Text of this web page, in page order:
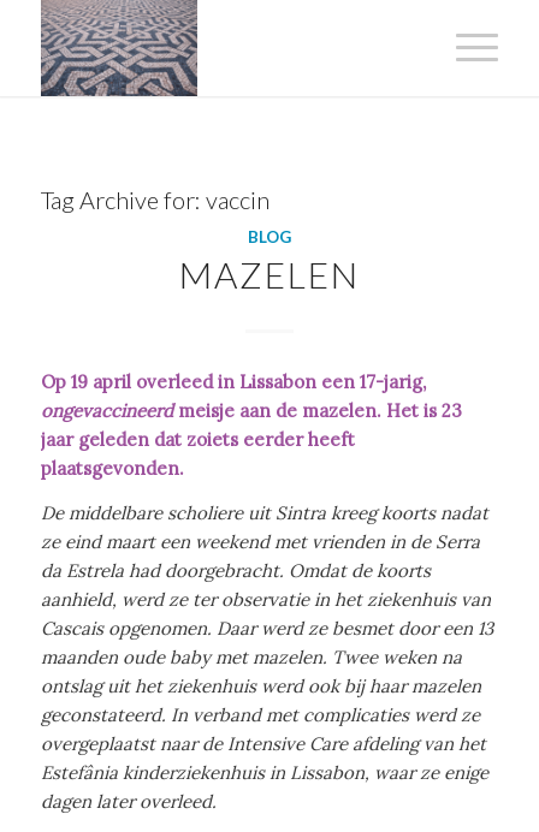
Tag Archive for: vaccin
BLOG
MAZELEN
Op 19 april overleed in Lissabon een 17-jarig,
ongevaccineerdmeisje aan de mazelen. Het is 23
jaar geleden dat zoiets eerder heeft
plaatsgevonden.
De middelbare scholiere uit Sintra kreeg koorts nadat
ze eind maart een weekend met vrienden in de Serra
da Estrela had doorgebracht. Omdat de koorts
aanhield, werd ze ter observatie in het ziekenhuis van
Cascais opgenomen. Daar werd ze besmet door een 13
maanden oude baby met mazelen. Twee weken na
ontslag uit het ziekenhuis werd ook bij haar mazelen
geconstateerd. In verband met complicaties werd ze
overgeplaatst naar de Intensive Care afdeling van het
Estefânia kinderziekenhuis in Lissabon, waar ze enige
dagen later overleed.